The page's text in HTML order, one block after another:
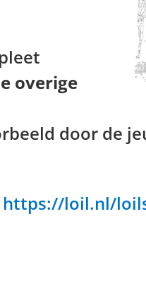
overige
door de
https://loil.nl/